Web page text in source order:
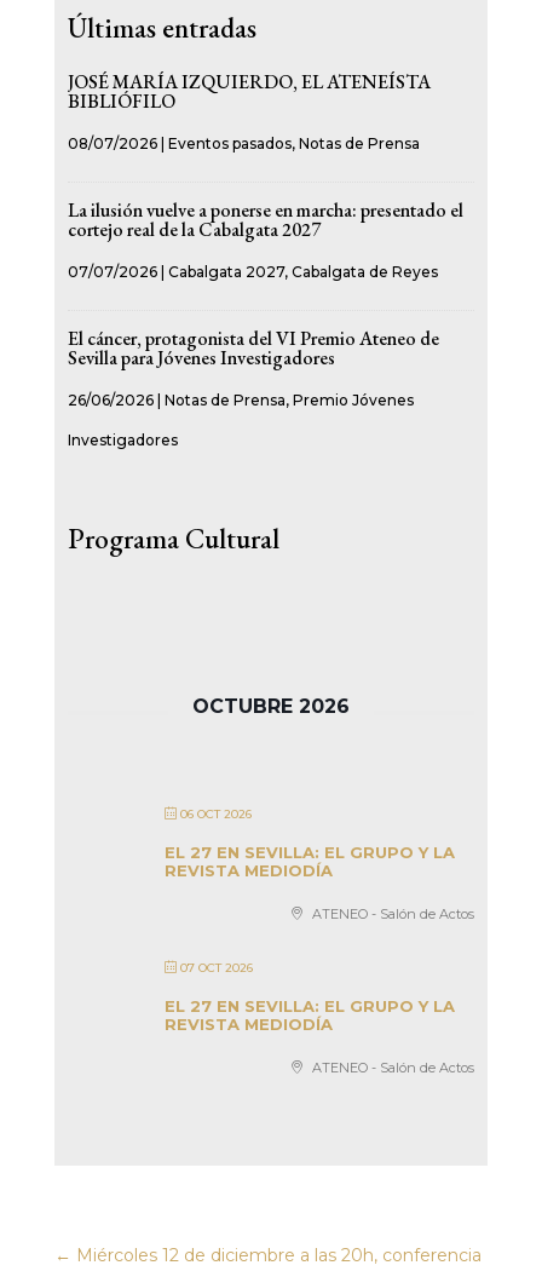
Últimas entradas
JOSÉ MARÍA IZQUIERDO, EL ATENEÍSTA
BIBLIÓFILO
08/07/2026| Eventos pasados, Notas de Prensa
La ilusión vuelve a ponerse en marcha: presentado el
cortejo real de la Cabalgata 2027
07/07/2026| Cabalgata 2027, Cabalgata de Reyes
El cáncer, protagonista del VI Premio Ateneo de
Sevilla para Jóvenes Investigadores
26/06/2026| Notas de Prensa, Premio Jóvenes
Investigadores
Programa Cultural
OCTUBRE 2026
06 OCT 2026
EL 27 EN SEVILLA: EL GRUPO Y LA
REVISTA MEDIODÍA
ATENEO - Salón de Actos
07 OCT 2026
EL 27 EN SEVILLA: EL GRUPO Y LA
REVISTA MEDIODÍA
ATENEO - Salón de Actos
← Miércoles 12 de diciembre a las 20h, conferencia